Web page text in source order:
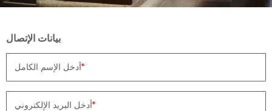
بيانات الإتصال
أدخل الإسم الكامل
أدخل البريد الإلكتروني